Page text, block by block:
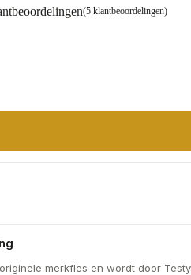
(5 klantbeoordelingen)
merkfles en wordt door